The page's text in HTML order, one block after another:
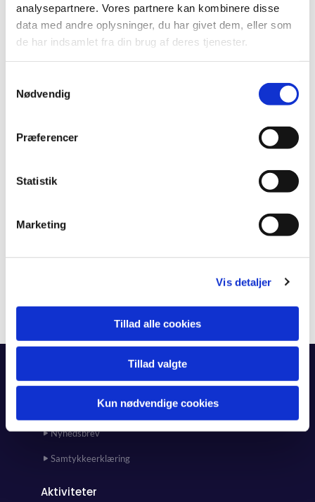
analysepartnere. Vores partnere kan kombinere disse
data med andre oplysninger, du har givet dem, eller som
de har indsamlet fra din brug af deres tjenester.
Nødvendig
Præferencer
Statistik
Marketing
Vis detaljer
Tillad alle cookies
Tillad valgte
Kun nødvendige cookies
Forside
Kunst i kirken og kirkehuset
Nyhedsbrev
Samtykkeerklæring
Aktiviteter